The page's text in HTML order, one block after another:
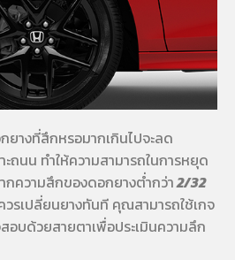
ยางที่สึกหรอมากเกินไปจะลด
ะถนน ทำให้ความสามารถในการหยุด
กความสึกของดอกยางต่ำกว่า2/32
รเปลี่ยนยางทันที คุณสามารถใช้เกจ
อบด้วยสายตาเพื่อประเมินความลึก